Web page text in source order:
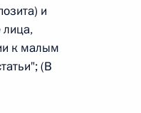
и
лица,
к малым
(В